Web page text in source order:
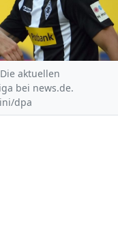
aktuellen
bei news.de.
dpa